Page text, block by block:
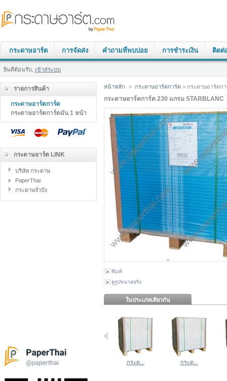
กระดาษอาร์ต การจัดส่ง คำถามที่พบบ่อย การชำระเงิน ติดต่
ยินดีต้อนรับ, เข้าสู่ระบบ
รายการสินค้า
กระดาษอาร์ตการ์ด
กระดาษอาร์ตการ์ดมัน 1 หน้า
กระดาษอาร์ต LINK
บริษัท กระดาษ
PaperThai
กระดาษจั่วปัง
หน้าหลัก > กระดาษอาร์ตการ์ด > กระดาษอาร์ตก
กระดาษอาร์ตการ์ด 230 แกรม STARBLANC
พิมพ์
ดูรูปขนาดจริง
ในประเภทเดียวกัน
กระด... กระด...